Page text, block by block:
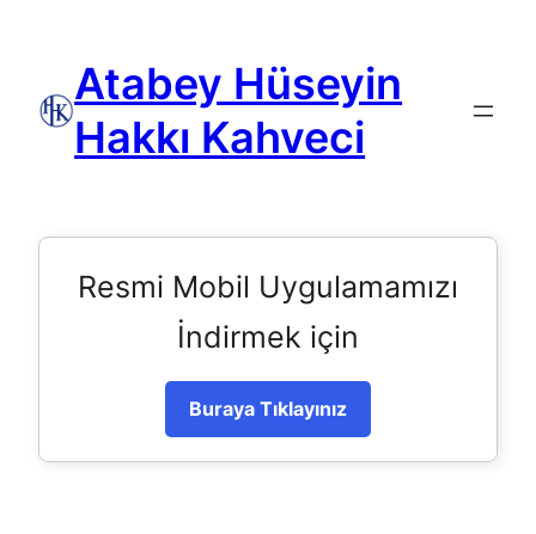
Atabey Hüseyin
Hakkı Kahveci
Resmi Mobil Uygulamamızı
İndirmek için
Buraya Tıklayınız